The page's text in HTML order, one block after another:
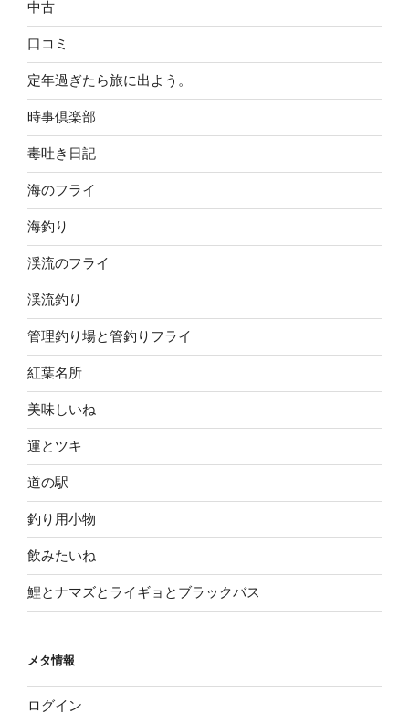
中古
口コミ
定年過ぎたら旅に出よう。
時事倶楽部
毒吐き日記
海のフライ
海釣り
渓流のフライ
渓流釣り
管理釣り場と管釣りフライ
紅葉名所
美味しいね
運とツキ
道の駅
釣り用小物
飲みたいね
鯉とナマズとライギョとブラックバス
メタ情報
ログイン